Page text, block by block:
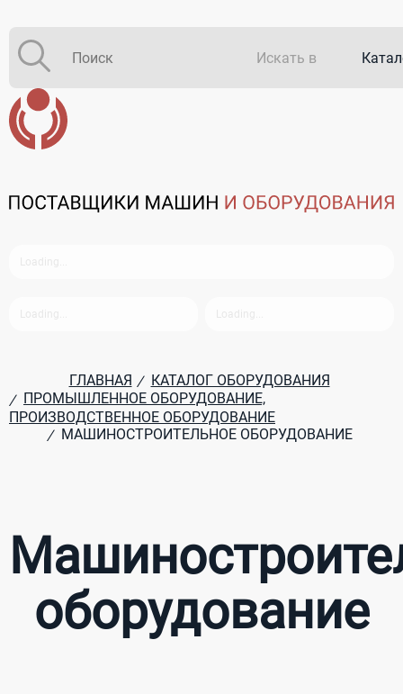
Искать в
ГЛАВНАЯ / КАТАЛОГ ОБОРУДОВАНИЯ
/ ПРОМЫШЛЕННОЕ ОБОРУДОВАНИЕ,
ПРОИЗВОДСТВЕННОЕ ОБОРУДОВАНИЕ
/ МАШИНОСТРОИТЕЛЬНОЕ ОБОРУДОВАНИЕ
оборудование